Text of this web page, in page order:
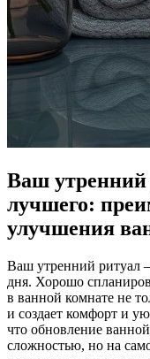
Ваш утренний
лучшего:
улучшения
Ваш утренний ритуал
дня. Хорошо
в ванной комнате не
и создает комфорт и
что обновление
сложностью, но на